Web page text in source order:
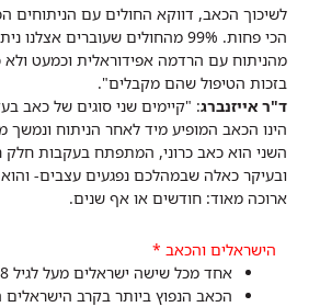
לשיכוך הכאב, דווקא החולים עם הניתוחים
הכי פחות. 99% מהחולים שעוברים
מהניתוח עם הרדמה אפידוראלית וכמעט
בזכות הטיפול שהם מקבלים".
ד"ר אייזנברג: "קיימים שני סוגים של כאב
הינו הכאב המופיע מיד לאחר הניתוח ונמשך
השני הוא כאב כרוני, המתפתח בעקבות חלק
ובעיקר כאלה שבמהלכם נפגעים עצבים-
ארוכה מאוד: חודשים או אף שנים.
הישראלים והכאב *
אחד מכל שישה ישראלים מעל לגיל 18 סובל מכאב כרוני.
הכאב הנפוץ ביותר בקרב